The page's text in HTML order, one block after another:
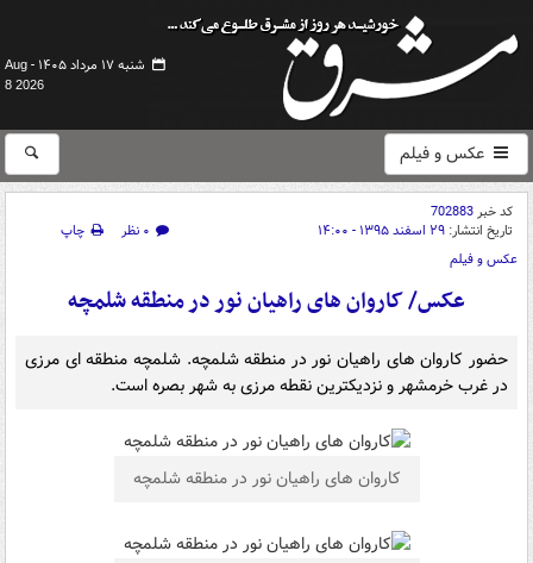
شنبه ۱۷ مرداد ۱۴۰۵ -
Aug
8 2026
عکس و فیلم
کد خبر702883
تاریخ انتشار: ۲۹ اسفند ۱۳۹۵ - ۱۴:۰۰ ۰ نظر
چاپ
عکس و فیلم
عکس/ کاروان های راهیان نور در منطقه شلمچه
حضور کاروان های راهیان نور در منطقه شلمچه. شلمچه منطقه ای مرزی
در غرب خرمشهر و نزدیکترین نقطه مرزی به شهر بصره است.
کاروان های راهیان نور در منطقه شلمچه